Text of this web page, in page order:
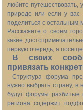
любите путешествовать,
природе или если у
поделиться с остальным
Расскажите о своём
какие
первую очередь, а
В своих
привязать
Структура форума
нужно выбрать страну, в
будут форумы разбитые
региона содержит